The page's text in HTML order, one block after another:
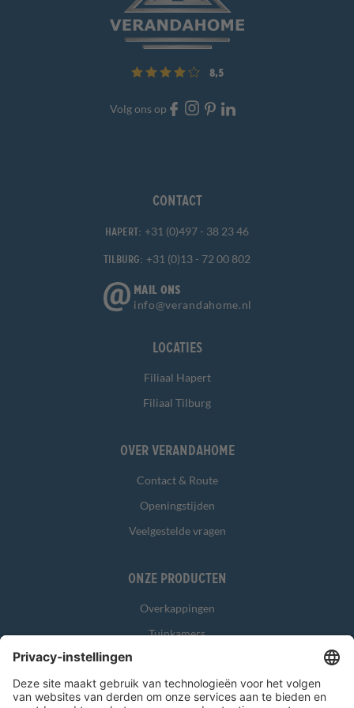
8,5
Volg ons op
Contact
Hapert: +31 (0)497 - 38 23 46
Tilburg: +31 (0)13 - 72 00 802
MAIL ONS
info@verandahome.nl
Locaties
Filiaal Hapert
Filiaal Tilburg
Over Verandahome
Contact & Route
Openingstijden
Veelgestelde vragen
Onze producten
Overkappingen
Tuinkamers
Zonwering